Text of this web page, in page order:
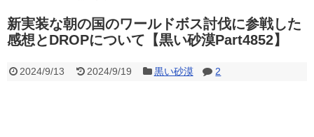
新実装な朝の国のワールドボス討伐に参戦した
感想とDROPについて【黒い砂漠Part4852】
2024/9/13 2024/9/19 黒い砂漠 2